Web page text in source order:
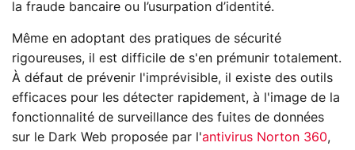
la fraude bancaire ou l’usurpation d’identité.
Même en adoptant des pratiques de sécurité
rigoureuses, il est difficile de s'en prémunir totalement.
À défaut de prévenir l'imprévisible, il existe des outils
efficaces pour les détecter rapidement, à l'image de la
fonctionnalité de surveillance des fuites de données
sur le Dark Web proposée par l'antivirus Norton 360,